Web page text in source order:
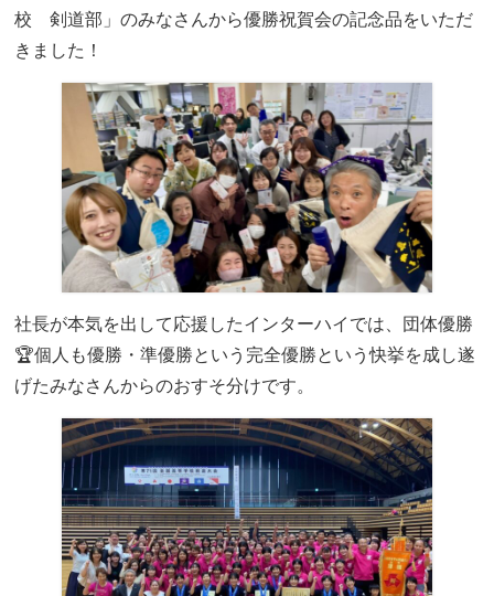
校 剣道部」のみなさんから優勝祝賀会の記念品をいただ
きました！
社長が本気を出して応援したインターハイでは、団体優勝
🏆個人も優勝・準優勝という完全優勝という快挙を成し遂
げたみなさんからのおすそ分けです。